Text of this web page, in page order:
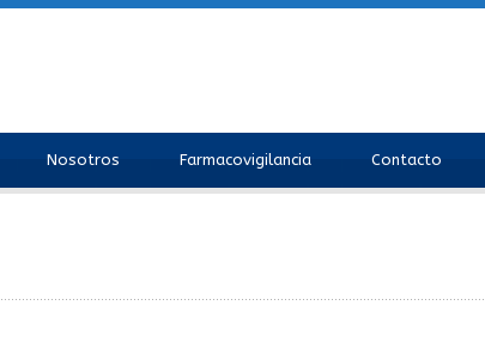
Nosotros Farmacovigilancia Contacto